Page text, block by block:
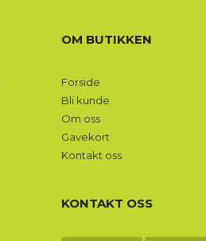
OM BUTIKKEN
Forside
Bli kunde
Om oss
Gavekort
Kontakt oss
KONTAKT OSS